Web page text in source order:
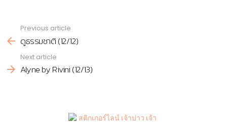
more
Previous article
ดูธรรมชาติ (12/12)
Next article
Alyne by Rivini (12/13)